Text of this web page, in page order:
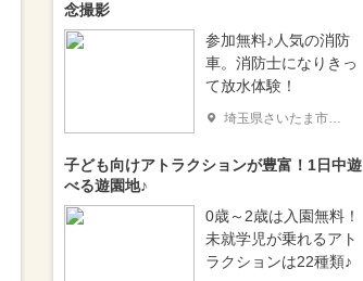
念撮影
参加無料♪人気の消防
車。消防士になりきっ
て放水体験！
埼玉県さいたま市浦和区
子ども向けアトラクションが豊富！1日中遊
べる遊園地♪
0歳～2歳は入園無料！
未就学児が乗れるアト
ラクションは22種類♪